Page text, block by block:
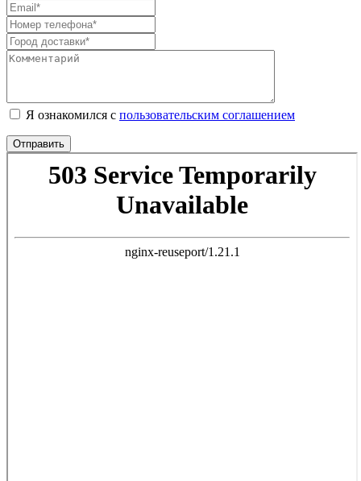
Я ознакомился с пользовательским соглашением